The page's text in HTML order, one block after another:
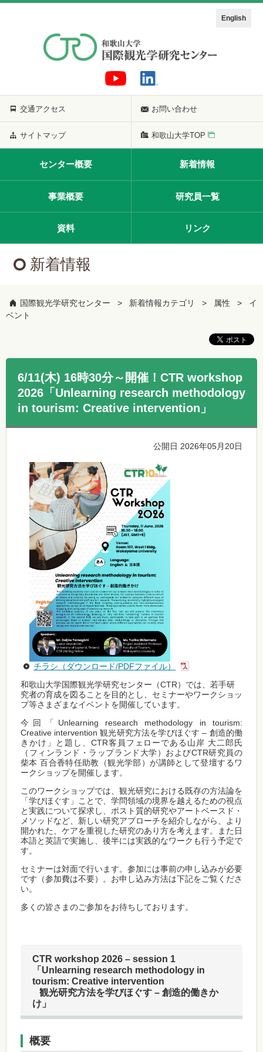
English
交通アクセス お問い合わせ
サイトマップ 和歌山大学TOP
センター概要 新着情報
事業概要 研究員一覧
資料 リンク
新着情報
国際観光学研究センター 新着情報カテゴリ 属性
イ
ベント
6/11(木) 16時30分～開催！CTR workshop
2026「Unlearning research methodology
in tourism: Creative intervention」
公開日 2026年05月20日
チラシ（ダウンロード/PDFファイル）
和歌山大学国際観光学研究センター（CTR）では、若手研
究者の育成を図ることを目的とし、セミナーやワークショッ
プ等さまざまなイベントを開催しています。
今回「Unlearning research methodology in tourism:
Creative intervention 観光研究方法を学びほぐす – 創造的働
きかけ」と題し、CTR客員フェローである山岸 大二郎氏
（フィンランド・ラップランド大学）およびCTR研究員の
柴本 百合香特任助教（観光学部）が講師として登壇するワ
ークショップを開催します。
このワークショップでは、観光研究における既存の方法論を
「学びほぐす」ことで、学問領域の境界を越えるための視点
と実践について探求し、ポスト質的研究やアートベースド・
メソッドなど、新しい研究アプローチを紹介しながら、より
開かれた、ケアを重視した研究のあり方を考えます。また日
本語と英語で実施し、後半には実践的なワークも行う予定で
す。
セミナーは対面で行います。参加には事前の申し込みが必要
です（参加費は不要）。お申し込み方法は下記をご覧くださ
い。
多くの皆さまのご参加をお待ちしております。
CTR workshop 2026 – session 1
「Unlearning research methodology in
tourism: Creative intervention
観光研究方法を学びほぐす – 創造的働きか
け」
概要